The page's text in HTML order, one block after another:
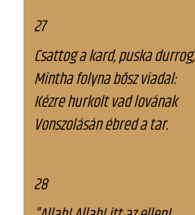
27
Csattog a kard, puska durrog,
Mintha folyna bősz viadal:
Kézre hurkolt vad lovának
Vonszolásán ébred a tar.
28